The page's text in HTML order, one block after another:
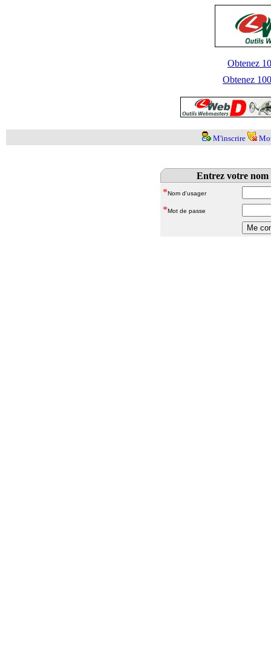
Obtenez
Obtenez
M'inscrire
Entrez votre nom
*Nom d'usager
*Mot de passe